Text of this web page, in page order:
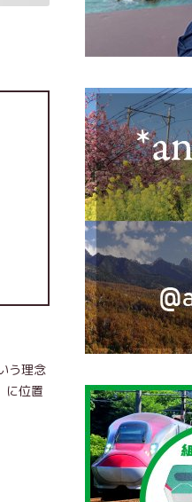
う理念
に位置